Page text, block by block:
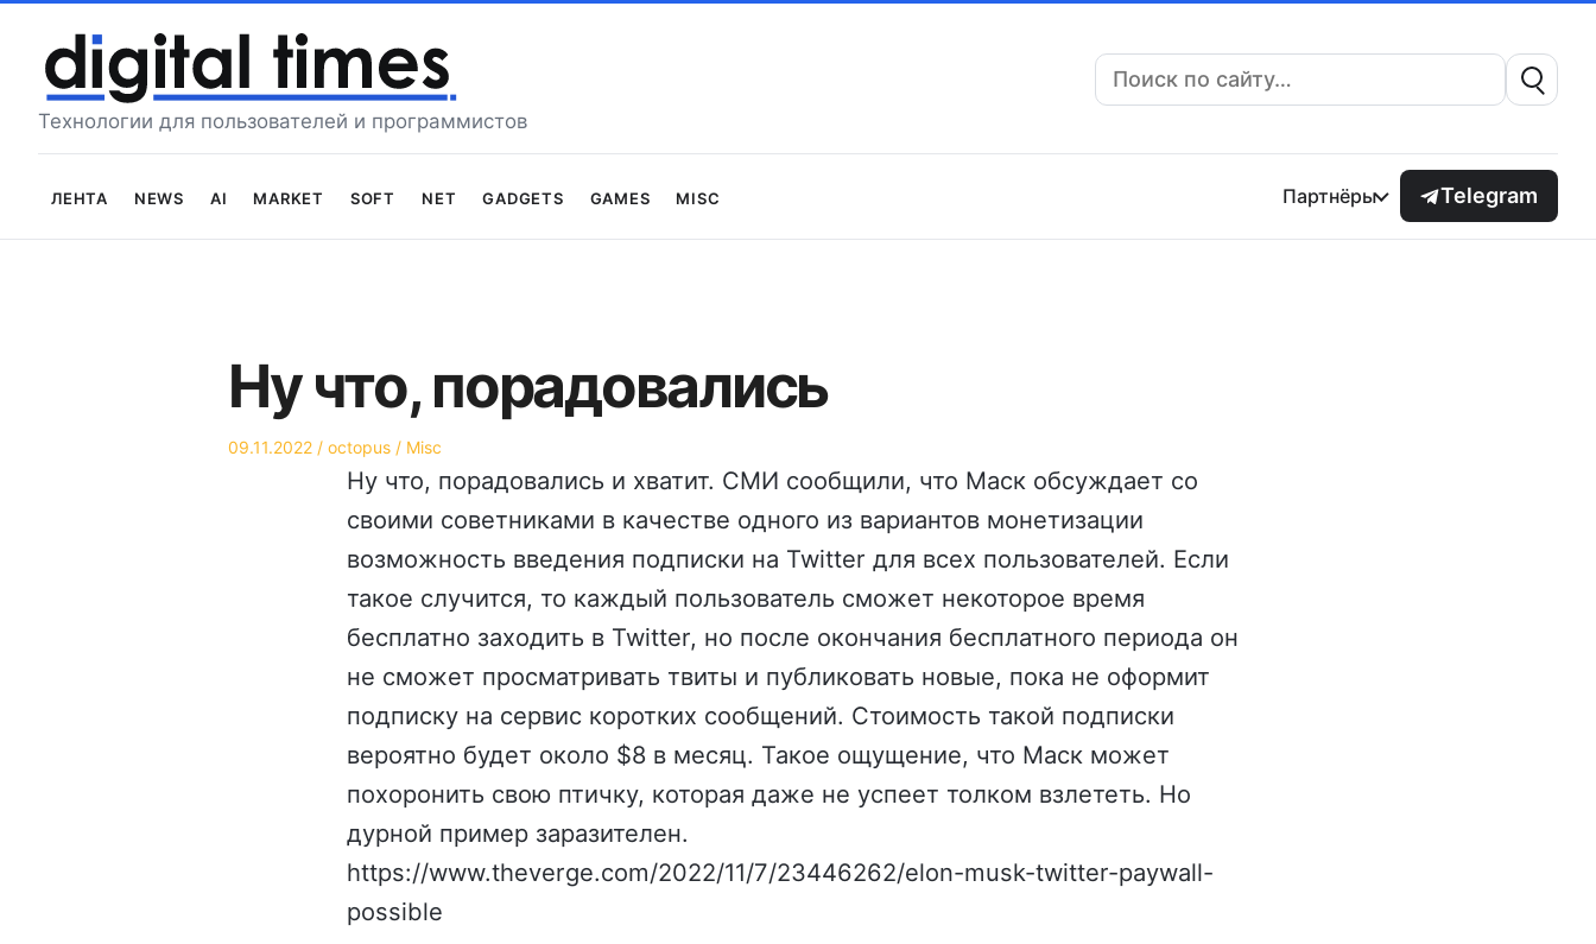
содержимому
Технологии для пользователей и программистов
Поиск:
Лента News AI Market Soft Net Gadgets Games Misc Партнёры Telegram
Ну что, порадовались
Опубликовано
09.11.2022 Автор
octopus
Опубликовано
Misc
Ну что, порадовались и хватит. СМИ сообщили, что Маск обсуждает со
своими советниками в качестве одного из вариантов монетизации
возможность введения подписки на Twitter для всех пользователей. Если
такое случится, то каждый пользователь сможет некоторое время
бесплатно заходить в Twitter, но после окончания бесплатного периода он
не сможет просматривать твиты и публиковать новые, пока не оформит
подписку на сервис коротких сообщений. Стоимость такой подписки
вероятно будет около $8 в месяц. Такое ощущение, что Маск может
похоронить свою птичку, которая даже не успеет толком взлететь. Но
дурной пример заразителен.
https://www.theverge.com/2022/11/7/23446262/elon-musk-twitter-paywall-
possible